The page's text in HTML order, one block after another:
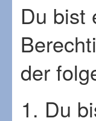
Du bist
der
Du